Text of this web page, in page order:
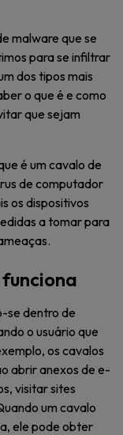
malware que se
para se infiltrar
dos tipos mais
o que é e como
que sejam
é um cavalo de
de computador
os dispositivos
a tomar para
se dentro de
o usuário que
os cavalos
abrir anexos de e-
visitar sites
um cavalo
ele pode obter